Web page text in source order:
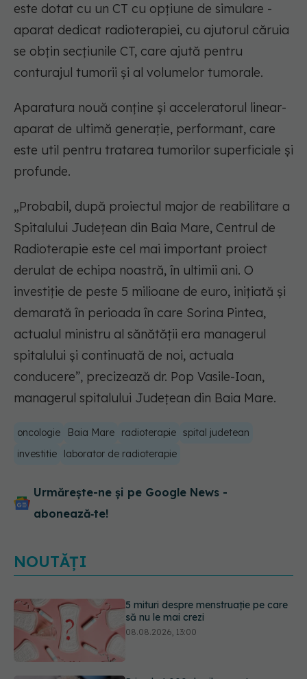
este dotat cu un CT cu opțiune de simulare -
aparat dedicat radioterapiei, cu ajutorul căruia
se obțin secțiunile CT, care ajută pentru
conturajul tumorii și al volumelor tumorale.
Aparatura nouă conține și acceleratorul linear-
aparat de ultimă generație, performant, care
este util pentru tratarea tumorilor superficiale și
profunde.
„Probabil, după proiectul major de reabilitare a
Spitalului Județean din Baia Mare, Centrul de
Radioterapie este cel mai important proiect
derulat de echipa noastră, în ultimii ani. O
investiție de peste 5 milioane de euro, inițiată și
demarată în perioada în care Sorina Pintea,
actualul ministru al sănătății era managerul
spitalului și continuată de noi, actuala
conducere”, precizează dr. Pop Vasile-Ioan,
managerul spitalului Județean din Baia Mare.
oncologie Baia Mare radioterapie spital judetean
investitie
laborator de radioterapie
Urmărește-ne și pe Google News -
abonează‑te!
NOUTĂȚI
Primele 1.000 de zile ar putea
decide sănătatea creierului pentru
întreaga viață